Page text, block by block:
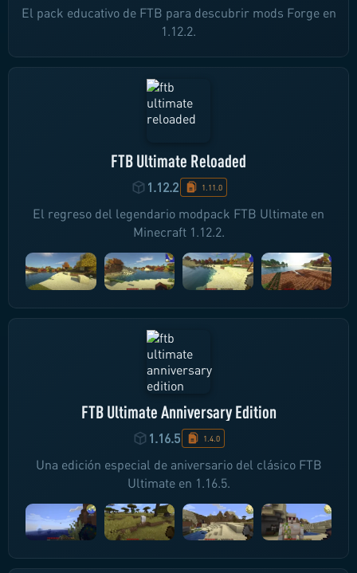
El pack educativo de FTB para descubrir mods Forge en
1.12.2.
FTB Ultimate Reloaded
1.12.2 1.11.0
El regreso del legendario modpack FTB Ultimate en
Minecraft 1.12.2.
FTB Ultimate Anniversary Edition
1.16.5 1.4.0
Una edición especial de aniversario del clásico FTB
Ultimate en 1.16.5.